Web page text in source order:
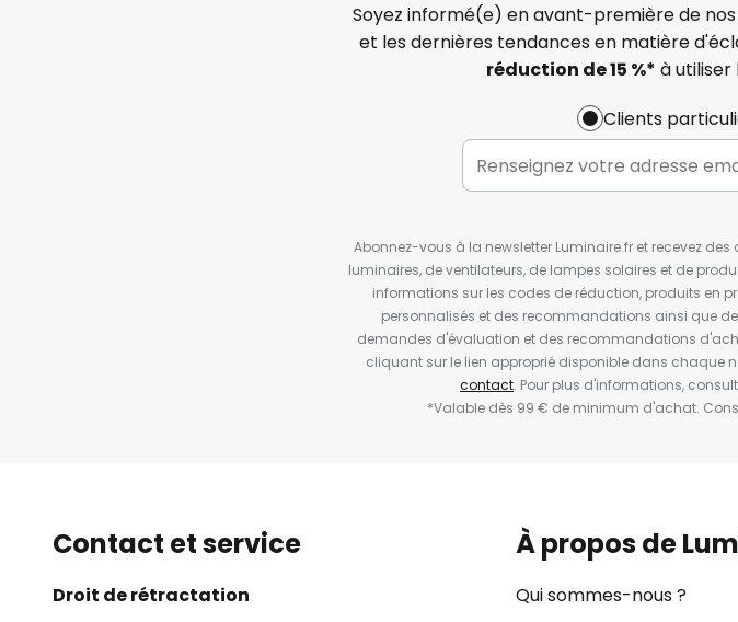
Soyez informé(e) en avant-première de
et les dernières tendances en matière
réduction de 15 %* à
Clients
Abonnez-vous à la newsletter Luminaire.fr et recevez
luminaires, de ventilateurs, de lampes solaires et de
informations sur les codes de réduction, produits en
personnalisés et des recommandations ainsi que
demandes d'évaluation et des recommandations
cliquant sur le lien approprié disponible dans chaque
contact. Pour plus d'informations,
*Valable dès 99 € de minimum d'achat.
Contact et service
Droit de rétractation
À propos de
Qui sommes-nous ?